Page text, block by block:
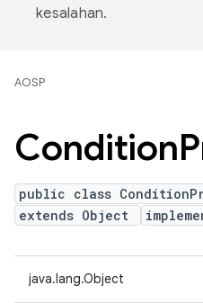
kesalahan.
AOSP
Condition
public class
extends Object
java.lang.Object